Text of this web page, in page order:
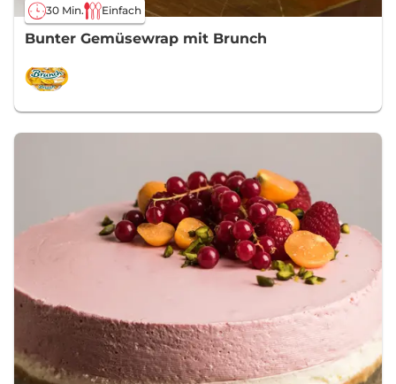
30 Min. Einfach
Bunter Gemüsewrap mit Brunch